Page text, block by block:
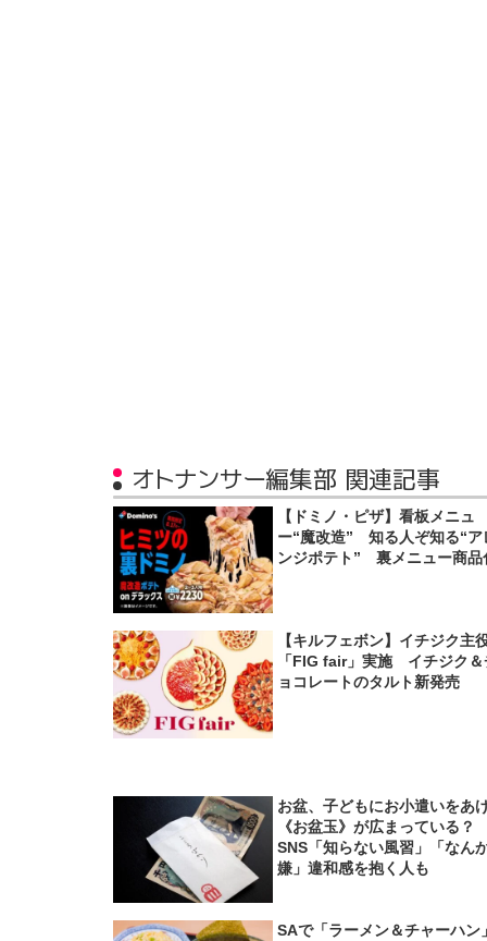
オトナンサー編集部 関連記事
【ドミノ・ピザ】看板メニュ
ー“魔改造” 知る人ぞ知る“ア
ンジポテト” 裏メニュー商品
【キルフェボン】イチジク主
「FIG fair」実施 イチジク＆
ョコレートのタルト新発売
お盆、子どもにお小遣いをあ
《お盆玉》が広まっている
SNS「知らない風習」「なん
嫌」違和感を抱く人も
SAで「ラーメン＆チャーハン